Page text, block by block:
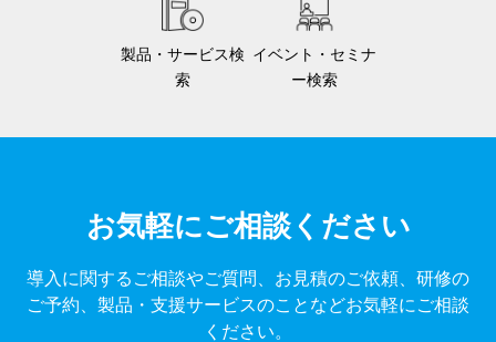
製品・サービス検
索
イベント・セミナ
ー検索
お気軽にご相談ください
導入に関するご相談やご質問、お見積のご依頼、研修の
ご予約、製品・支援サービスのことなどお気軽にご相談
ください。